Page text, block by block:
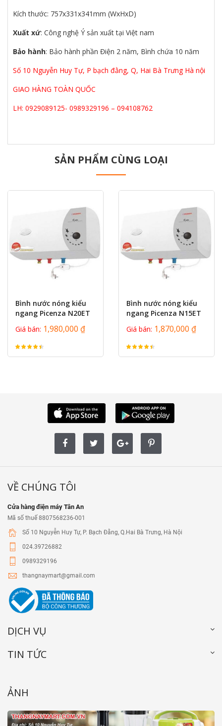
Kích thước: 757x331x341mm (WxHxD)
Xuất xứ: Công nghệ Ý sản xuất tại Việt nam
Bảo hành: Bảo hành phần Điện 2 năm, Bình chứa 10 năm
Số 10 Nguyễn Huy Tự, P bạch đằng, Q, Hai Bà Trưng Hà nội
GIAO HÀNG TOÀN QUỐC
LH: 0929089125- 0989329196 – 094108762
SẢN PHẨM CÙNG LOẠI
Bình nước nóng kiểu
ngang Picenza N20ET
Giá bán: 1,980,000 ₫
Bình nước nóng kiểu
ngang Picenza N15ET
Giá bán: 1,870,000 ₫
VỀ CHÚNG TÔI
Cửa hàng điện máy Tân An
Mã số thuế 8807568236-001
Số 10 Nguyễn Huy Tự, P. Bạch Đằng, Q.Hai Bà Trưng, Hà Nội
024.39726882
0989329196
thangnaymart@gmail.com
DỊCH VỤ
TIN TỨC
ẢNH